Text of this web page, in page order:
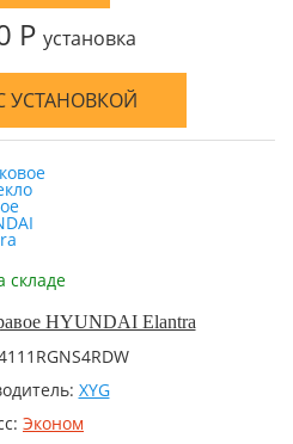
Р установка
УСТАНОВКОЙ
складе
HYUNDAI Elantra
XYG
Эконом